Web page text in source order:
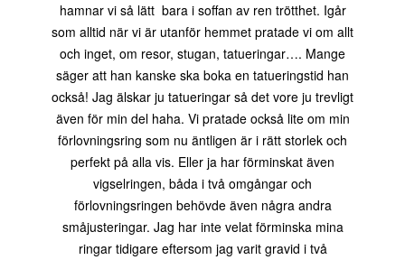
hamnar vi så lätt bara i soffan av ren trötthet. Igår
som alltid när vi är utanför hemmet pratade vi om allt
och inget, om resor, stugan, tatueringar…. Mange
säger att han kanske ska boka en tatueringstid han
också! Jag älskar ju tatueringar så det vore ju trevligt
även för min del haha. Vi pratade också lite om min
förlovningsring som nu äntligen är i rätt storlek och
perfekt på alla vis. Eller ja har förminskat även
vigselringen, båda i två omgångar och
förlovningsringen behövde även några andra
småjusteringar. Jag har inte velat förminska mina
ringar tidigare eftersom jag varit gravid i två